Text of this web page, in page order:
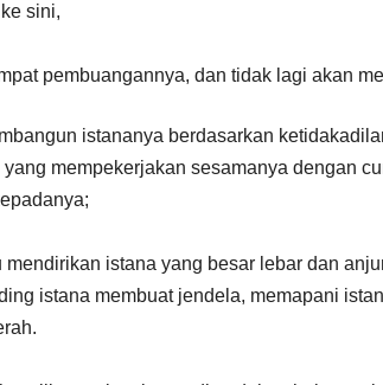
sini,
pembuangannya, dan tidak lagi akan
istananya berdasarkan
mempekerjakan sesamanya dengan
mendirikan istana yang besar lebar dan
istana membuat jendela, memapani